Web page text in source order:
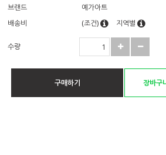
브랜드
예가아트
배송비
(조건) 지역별
수량
구매하기 장바구